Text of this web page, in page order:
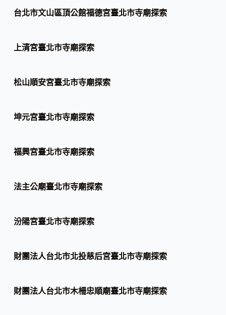
台北市文山區頂公館福德宮臺北市寺廟探索
上清宮臺北市寺廟探索
松山順安宮臺北市寺廟探索
坤元宮臺北市寺廟探索
福興宮臺北市寺廟探索
法主公廟臺北市寺廟探索
汾陽宮臺北市寺廟探索
財團法人台北市北投慈后宮臺北市寺廟探索
財團法人台北市木柵忠順廟臺北市寺廟探索